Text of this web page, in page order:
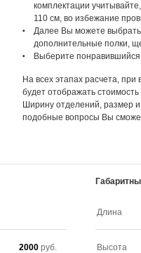
комплектации
110 см, во избежание
Далее Вы можете
дополнительные полки,
Выберите
На всех этапах расчета,
будет отображать
Ширину отделений, размер и
подобные вопросы Вы
2000 руб.
Длина
Высота